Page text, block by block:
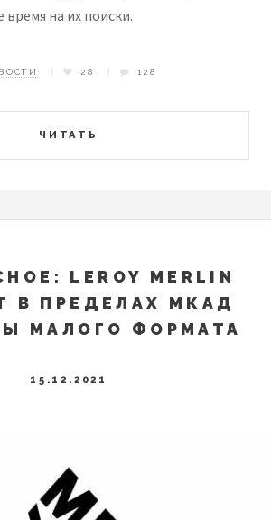
время на их поиски.
ЧИТАТЬ
28 128
LEROY MERLIN
В ПРЕДЕЛАХ МКАД
МАЛОГО ФОРМАТА
15.12.2021